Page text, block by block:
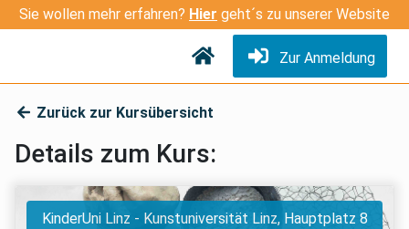
Sie wollen mehr erfahren? Hier geht´s zu unserer Website
Zur Anmeldung
Zurück zur Kursübersicht
Details zum Kurs:
KinderUni Linz - Kunstuniversität Linz, Hauptplatz 8